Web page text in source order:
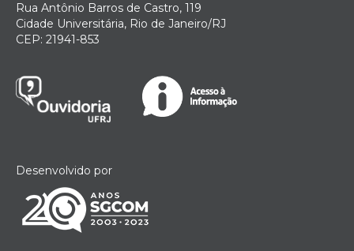
Rua Antônio Barros de Castro, 119
Cidade Universitária, Rio de Janeiro/RJ
CEP: 21941-853
Desenvolvido por